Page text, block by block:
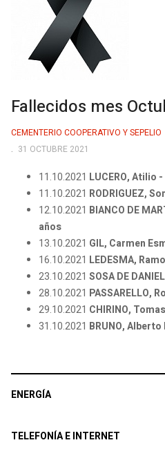
Fallecidos mes
CEMENTERIO COOPERATIVO Y SEPELIO
31 OCTUBRE 2021
11.10.2021 LUCERO, Atilio
11.10.2021 RODRIGUEZ,
12.10.2021 BIANCO DE
años
13.10.2021 GIL, Carmen
16.10.2021 LEDESMA,
23.10.2021 SOSA DE
28.10.2021 PASSARELLO,
29.10.2021 CHIRINO,
31.10.2021 BRUNO,
ENERGÍA
TELEFONÍA E INTERNET